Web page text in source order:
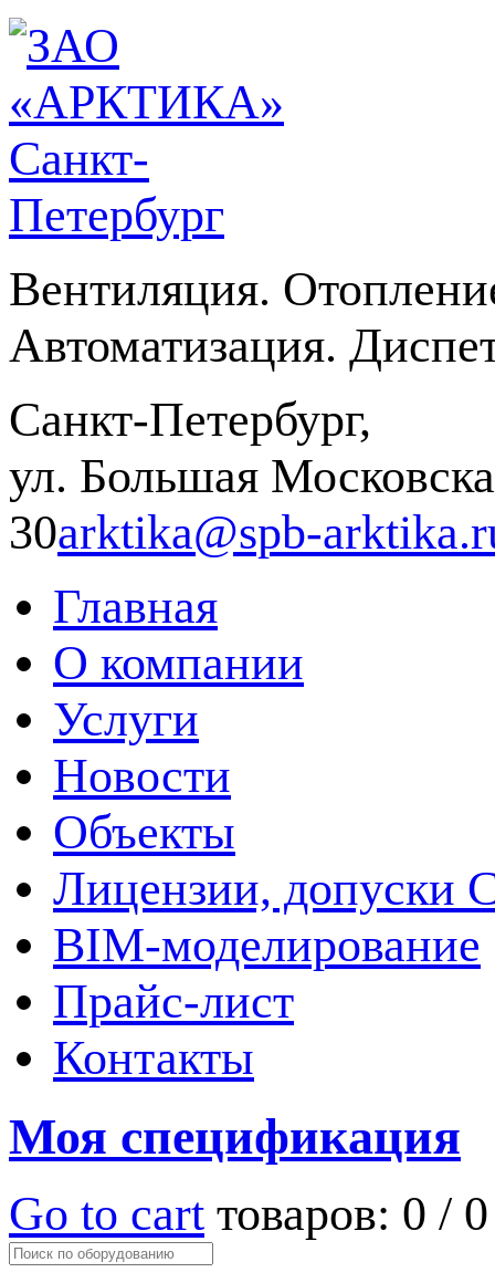
Вентиляция.
Автоматизация.
Санкт-Петербург,
ул. Большая
30arktika@spb-
Главная
О компании
Услуги
Новости
Объекты
Лицензии, допуски
BIM-моделирование
Прайс-лист
Контакты
Моя спецификация
Go to cart товаров: 0 /